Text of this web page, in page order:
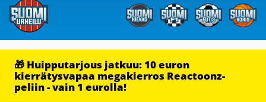
🎁 Huipputarjous jatkuu: 10 euron
kierrätysvapaa megakierros Reactoonz-
peliin - vain 1 eurolla!